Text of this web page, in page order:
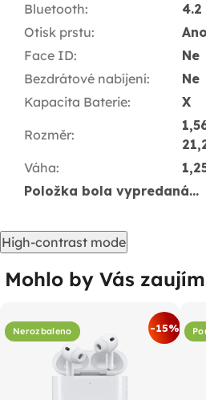
Bluetooth:
4.2
Otisk prstu:
Ano
Face ID:
Ne
Bezdrátové nabíjení:
Ne
Kapacita Baterie: X
Rozměr:
Váha:
Položka bola vypredaná…
High-contrast mode
Mohlo by Vás
Nerozbaleno -15%